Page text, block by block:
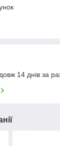
14 днів за